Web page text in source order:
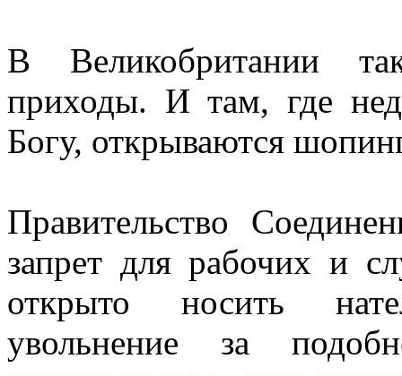
В Великобритании
приходы. И там, где
Богу, открываются
Правительство
запрет для рабочих и
открыто носить
увольнение за